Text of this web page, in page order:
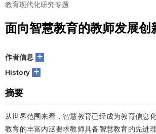
教育现代化研究专题
面向智慧教育的教师发展创
作者信息 +
History +
摘要
从世界范围来看，智慧教育已经成为教育信息
教育的丰富内涵要求教师具备智慧教育的先进